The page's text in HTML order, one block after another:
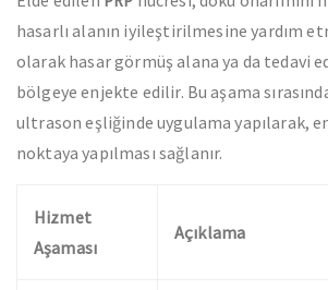
hasarlı alanın iyileştirilmesine yardım
olarak hasar görmüş alana ya da tedavi
bölgeye enjekte edilir. Bu aşama
ultrason eşliğinde uygulama yapılarak,
noktaya yapılması sağlanır.
Hizmet
Aşaması
Açıklama